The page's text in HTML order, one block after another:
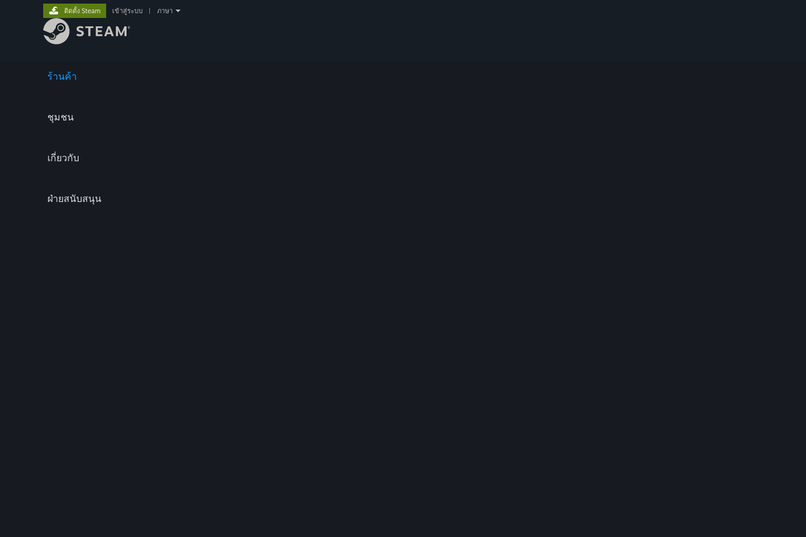
ร้านค้า
ชุมชน
เกี่ยวกับ
ฝ่ายสนับสนุน
ติดตั้ง Steam เข้าสู่ระบบ ภาษา